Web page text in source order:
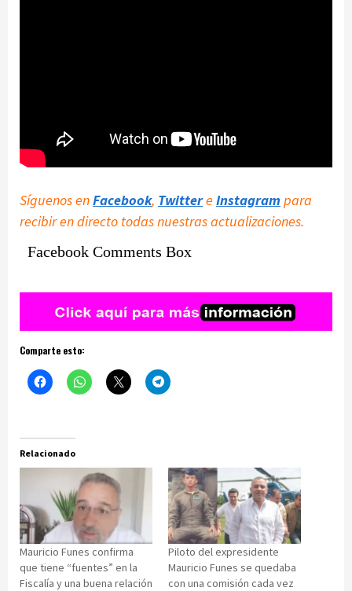
Síguenos enFacebook, Twittere Instagram para
recibir en directo todas nuestras actualizaciones.
Facebook Comments Box
Comparte esto:
Relacionado
Mauricio Funes confirma
que tiene “fuentes” en la
Fiscalía y una buena relación
Piloto del expresidente
Mauricio Funes se quedaba
con una comisión cada vez